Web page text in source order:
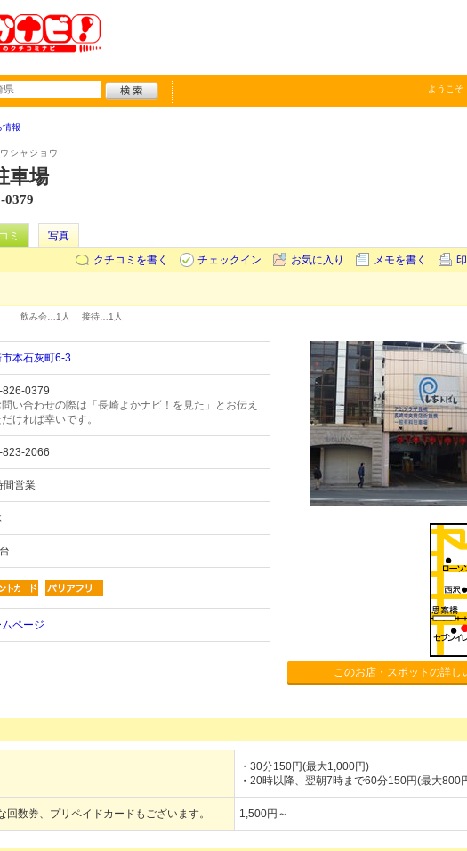
ようこそ
情報
シャジョウ
車場
0379
ミ
写真
クチコミを書く
チェックイン お気に入り メモを書く
飲み会… 1人 接待… 1人
本石灰町6-3
826-0379
い合わせの際は「長崎よかナビ！を見た」とお伝え
ければ幸いです。
823-2066
間営業
ページ
このお店・スポットの詳し
・30分150円(最大1,000円)
・20時以降、翌朝7時まで60分150円(最大800
回数券、プリペイドカードもございます。 1,500円～